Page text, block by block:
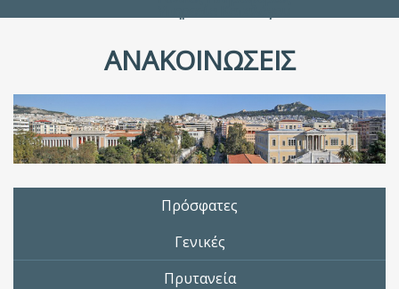
ΑΝΑΚΟΙΝΩΣΕΙΣ
Πρόσφατες
Γενικές
Πρυτανεία